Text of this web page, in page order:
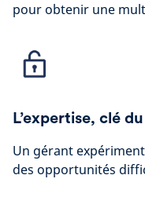
pour obtenir une
L’expertise, clé
Un gérant
des opportunités